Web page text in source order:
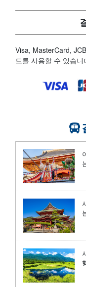
Visa, MasterCard,
드를 사용할 수 있습니